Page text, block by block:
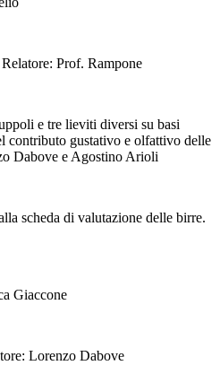
Prof. Rampone
e tre lieviti diversi su basi
contributo gustativo e olfattivo delle
Dabove e Agostino Arioli
scheda di valutazione delle birre.
Giaccone
Lorenzo Dabove